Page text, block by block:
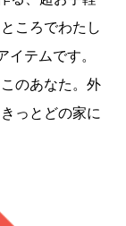
ころでわたし
イテムです。
のあなた。外
っとどの家に